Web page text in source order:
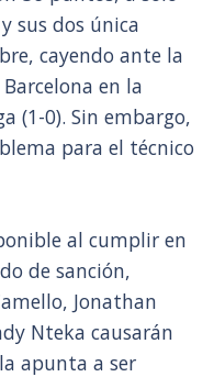
sus dos única
cayendo ante la
Barcelona en la
(1-0). Sin embargo,
para el técnico
al cumplir en
de sanción,
Jonathan
Nteka causarán
apunta a ser